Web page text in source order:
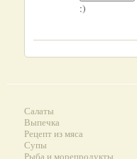
:)
Салаты
Выпечка
Рецепт из мяса
Супы
Рыба и морепродукты